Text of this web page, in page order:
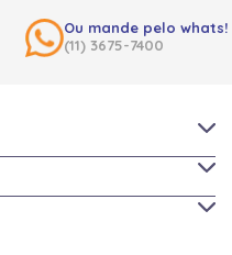
Ou mande pelo whats!
(11) 3675-7400